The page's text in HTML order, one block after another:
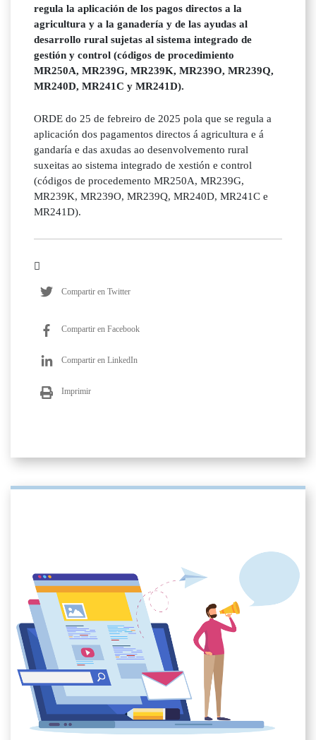
regula la aplicación de los pagos directos a la
agricultura y a la ganadería y de las ayudas al
desarrollo rural sujetas al sistema integrado de
gestión y control (códigos de procedimiento
MR250A, MR239G, MR239K, MR239O, MR239Q,
MR240D, MR241C y MR241D).
ORDE do 25 de febreiro de 2025 pola que se regula a
aplicación dos pagamentos directos á agricultura e á
gandaría e das axudas ao desenvolvemento rural
suxeitas ao sistema integrado de xestión e control
(códigos de procedemento MR250A, MR239G,
MR239K, MR239O, MR239Q, MR240D, MR241C e
MR241D).
Compartir en Twitter
Compartir en Facebook
Compartir en LinkedIn
Imprimir